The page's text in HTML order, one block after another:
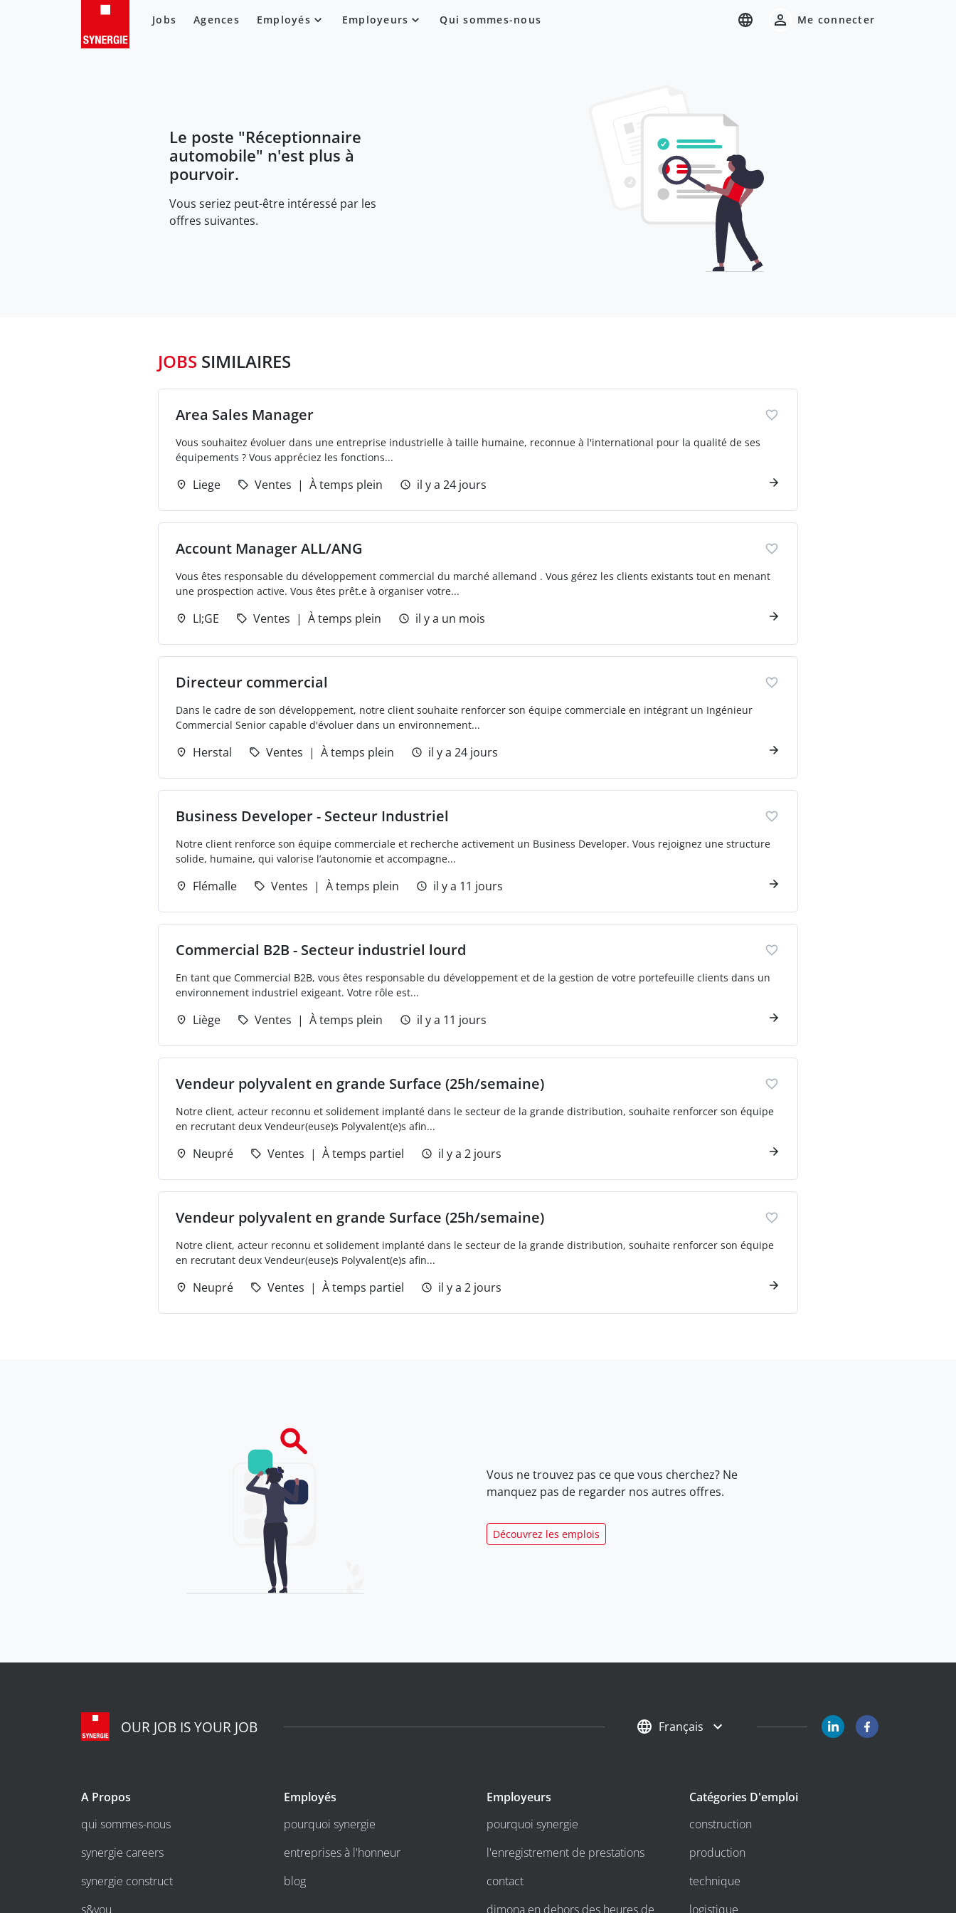
Jobs Agences Employés Employeurs Qui sommes-nous Me connecter
Le poste "Réceptionnaire
automobile" n'est plus à
pourvoir.
Vous seriez peut-être intéressé par les
offres suivantes.
JOBS SIMILAIRES
Area Sales Manager
Vous souhaitez évoluer dans une entreprise industrielle à taille humaine, reconnue à l'international pour la qualité de ses
équipements ? Vous appréciez les fonctions...
Liege Ventes À temps plein il y a 24 jours
Account Manager ALL/ANG
Vous êtes responsable du développement commercial du marché allemand . Vous gérez les clients existants tout en menant
une prospection active. Vous êtes prêt.e à organiser votre...
LI;GE Ventes À temps plein il y a un mois
Directeur commercial
Dans le cadre de son développement, notre client souhaite renforcer son équipe commerciale en intégrant un Ingénieur
Commercial Senior capable d'évoluer dans un environnement...
Herstal Ventes À temps plein il y a 24 jours
Business Developer - Secteur Industriel
Notre client renforce son équipe commerciale et recherche activement un Business Developer. Vous rejoignez une structure
solide, humaine, qui valorise l’autonomie et accompagne...
Flémalle Ventes À temps plein il y a 11 jours
Commercial B2B - Secteur industriel lourd
En tant que Commercial B2B, vous êtes responsable du développement et de la gestion de votre portefeuille clients dans un
environnement industriel exigeant. Votre rôle est...
Liège Ventes À temps plein il y a 11 jours
Vendeur polyvalent en grande Surface (25h/semaine)
Notre client, acteur reconnu et solidement implanté dans le secteur de la grande distribution, souhaite renforcer son équipe
en recrutant deux Vendeur(euse)s Polyvalent(e)s afin...
Neupré Ventes À temps partiel il y a 2 jours
Vendeur polyvalent en grande Surface (25h/semaine)
Notre client, acteur reconnu et solidement implanté dans le secteur de la grande distribution, souhaite renforcer son équipe
en recrutant deux Vendeur(euse)s Polyvalent(e)s afin...
Neupré Ventes À temps partiel il y a 2 jours
Vous ne trouvez pas ce que vous cherchez? Ne
manquez pas de regarder nos autres offres.
Découvrez les emplois
OUR JOB IS YOUR JOB Français
A Propos
qui sommes-nous
synergie careers
synergie construct
s&you
Employés
pourquoi synergie
entreprises à l'honneur
blog
Employeurs
pourquoi synergie
l'enregistrement de prestations
contact
dimona en dehors des heures de
Catégories D'emploi
construction
production
technique
logistique